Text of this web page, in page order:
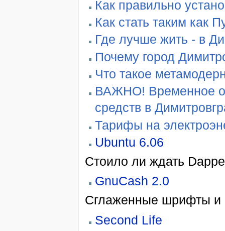
Как правильно
Как стать таким как
Где лучше жить - в
Почему город
Что такое
ВАЖНО! Временное
средств в
Тарифы на
Ubuntu 6.06
Стоило ли ждать
GnuCash 2.0
Сглаженные шрифты и
Second Life